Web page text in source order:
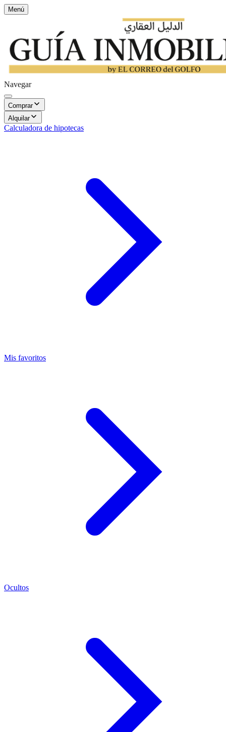
Menú
Navegar
Comprar
Alquilar
Calculadora de hipotecas
Mis favoritos
Ocultos